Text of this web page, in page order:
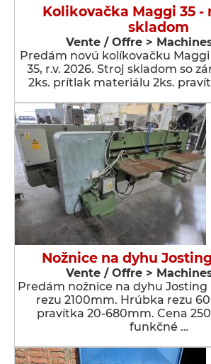
Kolikovačka Maggi 35 -
skladom
Vente / Offre >
Predám novú kolíkovačku
35, r.v. 2026. Stroj skladom so
2ks. prítlak materiálu 2ks.
Nožnice na dyhu
Vente / Offre >
Predám nožnice na dyhu Josting
rezu 2100mm. Hrúbka rezu
pravítka 20-680mm. Cena
funkčné …